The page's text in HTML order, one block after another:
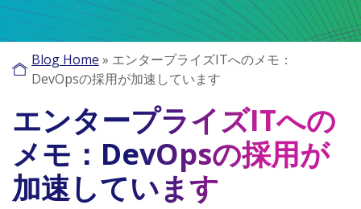
Blog Home » エンタープライズITへのメモ：
DevOpsの採用が加速しています
エンタープライズITへの
メモ：DevOpsの採用が
加速しています